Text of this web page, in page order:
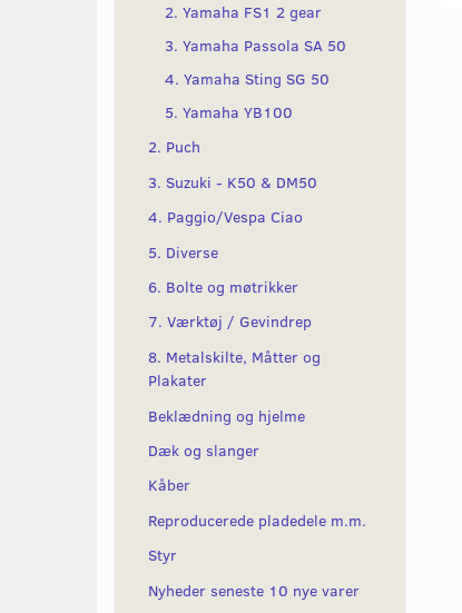
2. Yamaha FS1 2 gear
3. Yamaha Passola SA 50
4. Yamaha Sting SG 50
5. Yamaha YB100
2. Puch
3. Suzuki - K50 & DM50
4. Paggio/Vespa Ciao
5. Diverse
6. Bolte og møtrikker
7. Værktøj / Gevindrep
8. Metalskilte, Måtter og
Plakater
Beklædning og hjelme
Dæk og slanger
Kåber
Reproducerede pladedele m.m.
Styr
Nyheder seneste 10 nye varer